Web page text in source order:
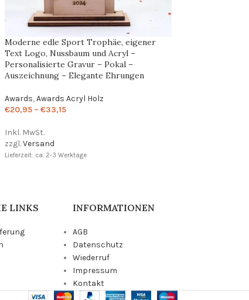
Moderne edle Sport Trophäe, eigener
Text Logo, Nussbaum und Acryl –
Personalisierte Gravur – Pokal –
Auszeichnung – Elegante Ehrungen
Awards, Awards Acryl Holz
€20,95 – €33,15
Inkl. MwSt.
zzgl.Versand
Lieferzeit: ca. 2-3 Werktage
LINKS INFORMATIONEN
AGB
Datenschutz
Wiederruf
Impressum
Kontakt